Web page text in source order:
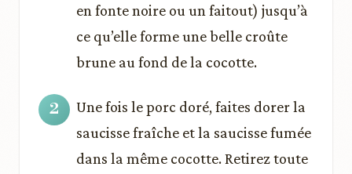
en fonte noire ou un faitout) jusqu’à
ce qu’elle forme une belle croûte
brune au fond de la cocotte.
Une fois le porc doré, faites dorer la
saucisse fraîche et la saucisse fumée
dans la même cocotte. Retirez toute